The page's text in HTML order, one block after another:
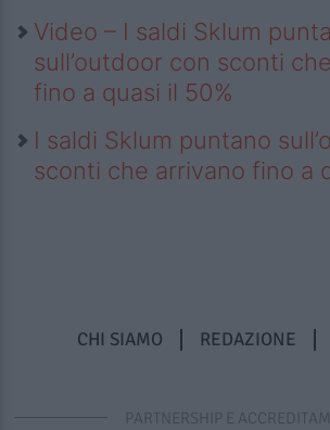
Video – I saldi Sklum
sull’outdoor con sconti
fino a quasi il 50%
I saldi Sklum puntano
sconti che arrivano fino a
CHI SIAMO REDAZIONE
PARTNERSHIP E